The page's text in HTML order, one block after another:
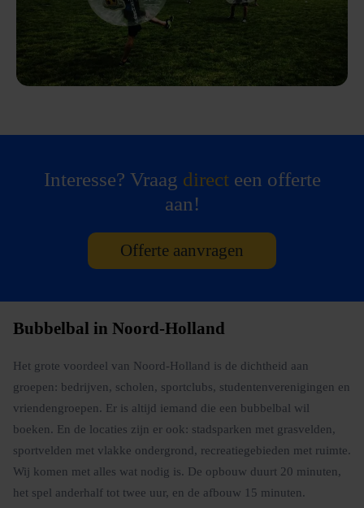
Interesse? Vraag directeen offerte
aan!
Offerte aanvragen
Bubbelbal in Noord-Holland
Het grote voordeel van Noord-Holland is de dichtheid aan
groepen: bedrijven, scholen, sportclubs, studentenverenigingen en
vriendengroepen. Er is altijd iemand die een bubbelbal wil
boeken. En de locaties zijn er ook: stadsparken met grasvelden,
sportvelden met vlakke ondergrond, recreatiegebieden met ruimte.
Wij komen met alles wat nodig is. De opbouw duurt 20 minuten,
het spel anderhalf tot twee uur, en de afbouw 15 minuten.